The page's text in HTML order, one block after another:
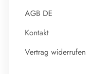
AGB DE
Kontakt
Vertrag widerrufen